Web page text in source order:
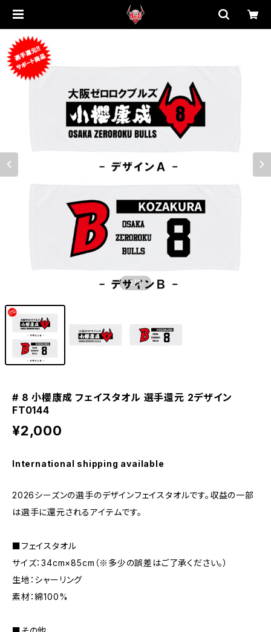
1/3
# 8 小櫻康成 フェイスタオル 選手還元 2デザイン
FT0144
¥2,000
International shipping available
2026シーズンの選手のデザインフェイスタオルです。収益の一部
は選手に還元されるアイテムです。
■フェイスタオル
サイズ：34cm×85cm（※多少の誤差はご了承ください。）
生地：シャーリング
素材：綿100%